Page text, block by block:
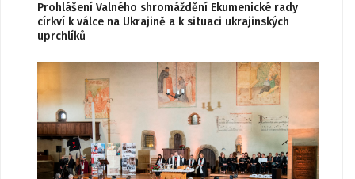
Prohlášení Valného shromáždění Ekumenické rady
církví k válce na Ukrajině a k situaci ukrajinských
uprchlíků